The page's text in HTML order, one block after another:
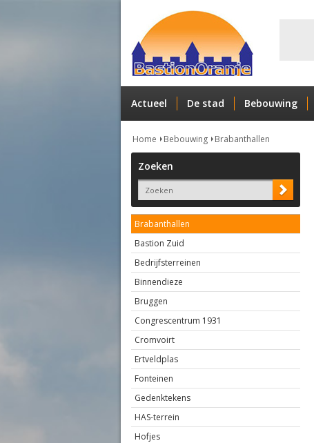
Actueel De stad Bebouwing
Home Bebouwing Brabanthallen
Zoeken
Brabanthallen
Bastion Zuid
Bedrijfsterreinen
Binnendieze
Bruggen
Congrescentrum 1931
Cromvoirt
Ertveldplas
Fonteinen
Gedenktekens
HAS-terrein
Hofjes